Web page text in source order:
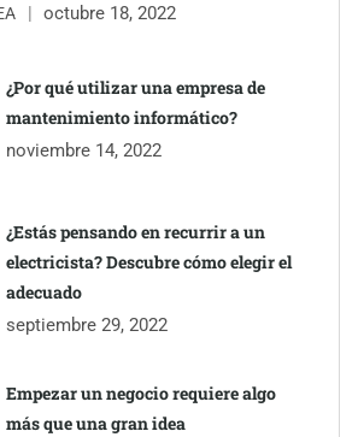
octubre 18, 2022
¿Por qué utilizar una empresa de
mantenimiento informático?
noviembre 14, 2022
¿Estás pensando en recurrir a un
electricista? Descubre cómo elegir el
adecuado
septiembre 29, 2022
Empezar un negocio requiere algo
más que una gran idea